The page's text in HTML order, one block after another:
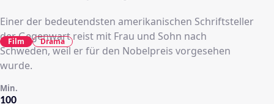
Einer der bedeutendsten amerikanischen Schriftsteller
der Gegenwart reist mit Frau und Sohn nach
Schweden, weil er für den Nobelpreis vorgesehen
wurde.
100
Min.
Film Drama